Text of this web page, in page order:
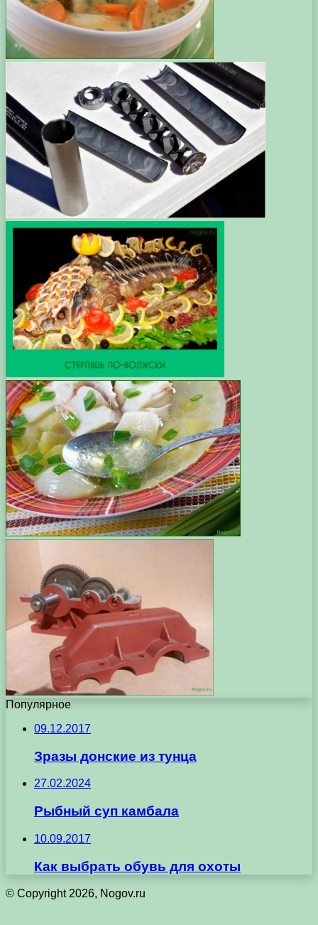
Популярное
09.12.2017
Зразы донские из тунца
27.02.2024
Рыбный суп камбала
10.09.2017
Как выбрать обувь для охоты
© Copyright 2026, Nogov.ru